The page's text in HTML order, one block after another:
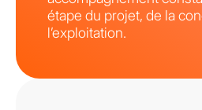
étape du projet, de la
l’exploitation.